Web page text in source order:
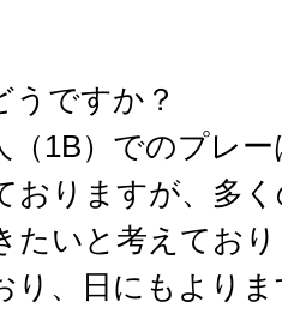
うですか？
（1B）でのプレ
おりますが、多
たいと考えてお
り、日にもより